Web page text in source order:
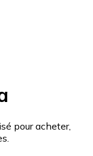
pour acheter,